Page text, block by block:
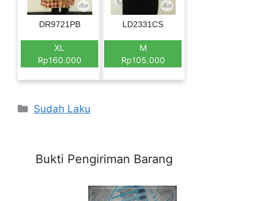
DR9721PB
XL
Rp160.000
LD2331CS
M
Rp105.000
Categories
Sudah Laku
Bukti Pengiriman Barang